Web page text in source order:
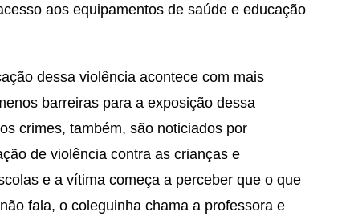
aos equipamentos de saúde e educação
dessa violência acontece com mais
barreiras para a exposição dessa
crimes, também, são noticiados por
de violência contra as crianças e
e a vítima começa a perceber que o que
fala, o coleguinha chama a professora e